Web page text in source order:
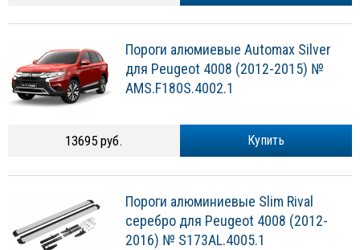
Пороги алюмиевые Automax Silver
для Peugeot 4008 (2012-2015) №
AMS.F180S.4002.1
Купить
13695 руб.
Пороги алюминиевые Slim Rival
серебро для Peugeot 4008 (2012-
2016) № S173AL.4005.1